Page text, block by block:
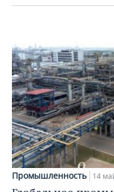
Промышленность 14